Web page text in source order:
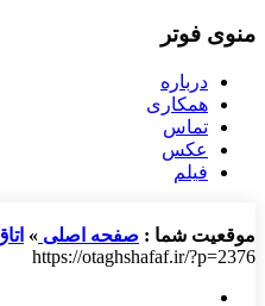
منوی فوتر
درباره
همکاری
تماس
عکس
فیلم
موقعیت شما : صفحه اصلی »
https://otaghshafaf.ir/?p=2376